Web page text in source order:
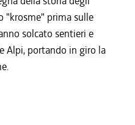
"krosme" prima sulle
solcato sentieri e
Alpi, portando in giro la